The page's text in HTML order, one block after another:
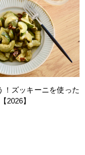
！ズッキーニを使った
2026】